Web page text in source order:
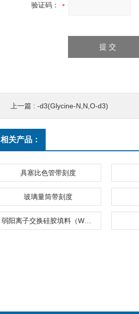
验证码：
上一篇 : -d3(Glycine-N,N,O-d3)
相关产品：
具塞比色管带刻度
玻璃量筒带刻度